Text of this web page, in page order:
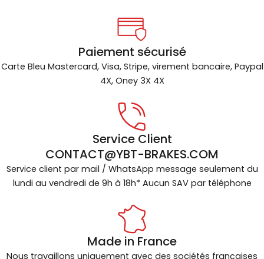
Paiement sécurisé
Carte Bleu Mastercard, Visa, Stripe, virement bancaire, Paypal
4X, Oney 3X 4X
Service Client
CONTACT@YBT-BRAKES.COM
Service client par mail / WhatsApp message seulement du
lundi au vendredi de 9h à 18h* Aucun SAV par téléphone
Made in France
Nous travaillons uniquement avec des sociétés françaises